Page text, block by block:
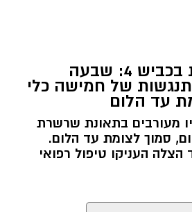
תאונת שרשרת בכביש 4: שבעה
של חמישה כלי
עד הלום
מעורבים בתאונת שרשרת
דרום, סמוך לצומת עד הלום.
הצלה העניקו טיפול רפואי